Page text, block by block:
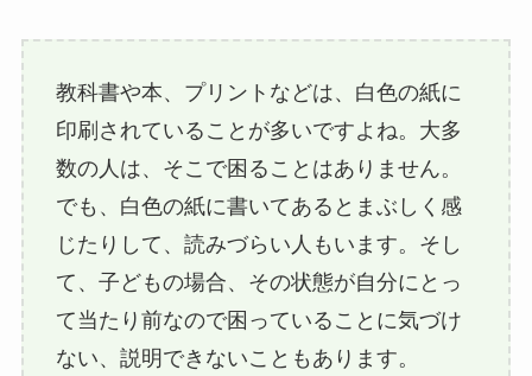
教科書や本、プリントなどは、白色の紙に
印刷されていることが多いですよね。大多
数の人は、そこで困ることはありません。
でも、白色の紙に書いてあるとまぶしく感
じたりして、読みづらい人もいます。そし
て、子どもの場合、その状態が自分にとっ
て当たり前なので困っていることに気づけ
ない、説明できないこともあります。